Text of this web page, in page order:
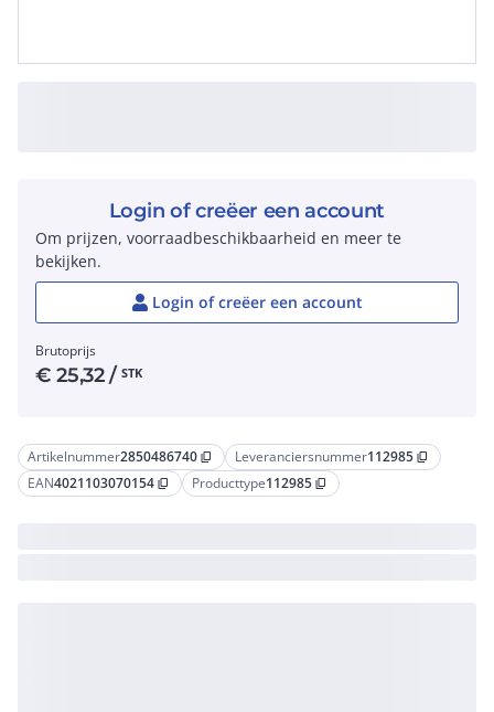
Artikelnummer2850486740 content_copy Leveranciersnummer112985 content_copy
EAN4021103070154 content_copy Producttype112985 content_copy
Login of creëer een account
Om prijzen, voorraadbeschikbaarheid en meer te
bekijken.
Login of creëer een account
Brutoprijs
€25,32/ STK